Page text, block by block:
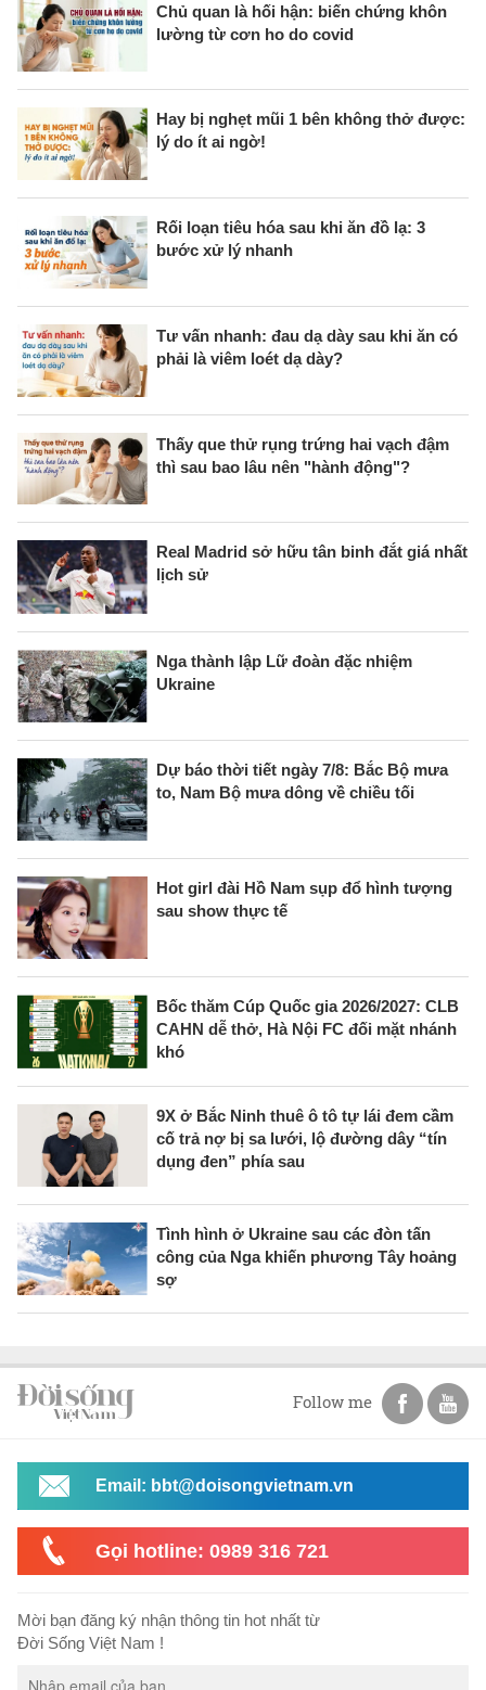
Chủ quan là hối hận: biến chứng khôn
lường từ cơn ho do covid
Hay bị nghẹt mũi 1 bên không thở được:
lý do ít ai ngờ!
Rối loạn tiêu hóa sau khi ăn đồ lạ: 3
bước xử lý nhanh
Tư vấn nhanh: đau dạ dày sau khi ăn có
phải là viêm loét dạ dày?
Thấy que thử rụng trứng hai vạch đậm
thì sau bao lâu nên "hành động"?
Real Madrid sở hữu tân binh đắt giá nhất
lịch sử
Nga thành lập Lữ đoàn đặc nhiệm
Ukraine
Dự báo thời tiết ngày 7/8: Bắc Bộ mưa
to, Nam Bộ mưa dông về chiều tối
Hot girl đài Hồ Nam sụp đổ hình tượng
sau show thực tế
Bốc thăm Cúp Quốc gia 2026/2027: CLB
CAHN dễ thở, Hà Nội FC đối mặt nhánh
khó
9X ở Bắc Ninh thuê ô tô tự lái đem cầm
cố trả nợ bị sa lưới, lộ đường dây “tín
dụng đen” phía sau
Tình hình ở Ukraine sau các đòn tấn
công của Nga khiến phương Tây hoảng
sợ
Follow me
Email: bbt@doisongvietnam.vn
Gọi hotline: 0989 316 721
Mời bạn đăng ký nhận thông tin hot nhất từ
Đời Sống Việt Nam !